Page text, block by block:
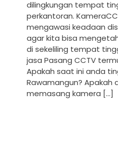
dilingkungan tempat
perkantoran.
mengawasi keadaan
agar kita bisa
di sekeliling tempat
jasa Pasang CCTV
Apakah saat ini anda
Rawamangun? Apakah
memasang kamera […]